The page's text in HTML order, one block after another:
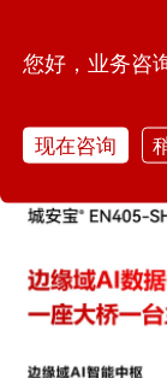
您好，业务咨
现在咨询